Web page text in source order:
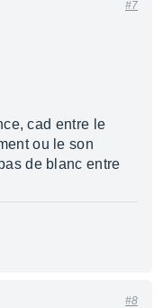
#7
cad entre le
ou le son
de blanc entre
#8